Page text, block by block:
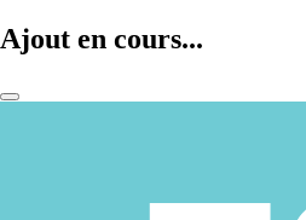
Ajout en cours...